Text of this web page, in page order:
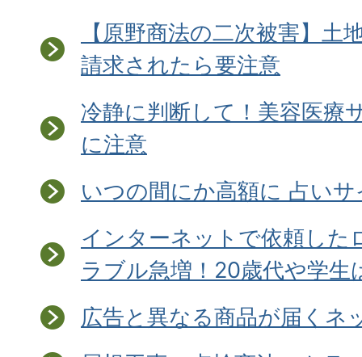
【原野商法の二次被害】土
請求されたら要注意
冷静に判断して！美容医療
に注意
いつの間にか高額に 占い
インターネットで依頼した
ラブル急増！20歳代や学生
広告と異なる商品が届くネ